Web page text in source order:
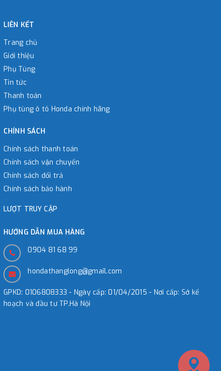
LIÊN KẾT
Trang chủ
Giới thiệu
Phụ Tùng
Tin tức
Thanh toán
Phụ tùng ô tô Honda chính hãng
CHÍNH SÁCH
Chính sách thanh toán
Chính sách vận chuyển
Chính sách đổi trả
Chính sách bảo hành
LƯỢT TRUY CẬP
HƯỚNG DẪN MUA HÀNG
0904 81 68 99
hondathanglong@gmail.com
GPKD: 0106808333 - Ngày cấp: 01/04/2015 - Nơi cấp: Sở kế
hoạch và đầu tư TP.Hà Nội